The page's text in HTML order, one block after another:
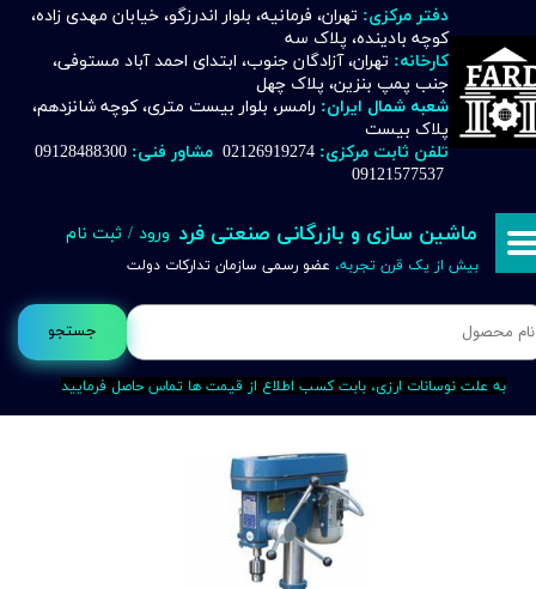
جستجو
دفتر مرکزی: تهران، فرمانیه، بلوار اندرزگو، خیابان مهدی زاده،
کوچه بادینده، پلاک سه
کارخانه: تهران، آزادگان جنوب، ابتدای احمد آباد مستوفی،
جنب پمپ بنزین، پلاک چهل
شعبه شمال ایران: رامسر، بلوار بیست متری، کوچه شانزدهم،
پلاک بیست
تلفن ثابت مرکزی: 02126919274 مشاور فنی:
09121577537
ماشین سازی و بازرگانی صنعتی فرد
بیش از یک قرن تجربه، عضو رسمی سازمان تدارکات دولت
ورود / ثبت نام
حساب کاربری من
تغییر گذر واژه
خروج از حساب کاربری
به علت نوسانات ارزی، بابت کسب اطلاع از قیمت ها تماس حاصل فرمایید